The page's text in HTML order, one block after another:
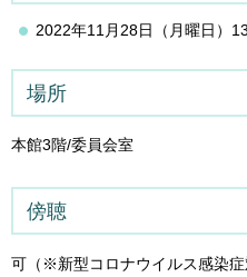
2022年11月28日（月曜日）
場所
本館3階/委員会室
傍聴
可（※新型コロナウイルス感染